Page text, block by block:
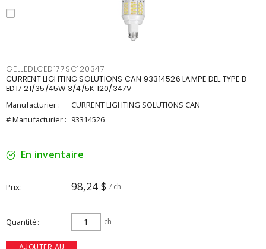
GELLEDLCED177SC120347
CURRENT LIGHTING SOLUTIONS CAN 93314526 LAMPE DEL TYPE B
ED17 21/35/45W 3/4/5K 120/347V
Manufacturier :
CURRENT LIGHTING SOLUTIONS CAN
# Manufacturier : 93314526
En inventaire
Prix 98,24 $ / ch
Quantité ch
AJOUTER AU